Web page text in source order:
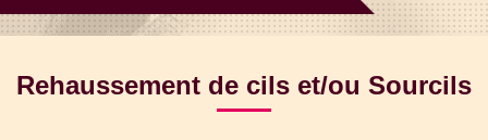
Rehaussement de cils et/ou Sourcils